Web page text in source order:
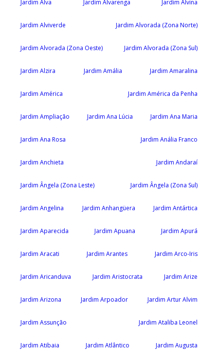
Jardim Alva Jardim Alvarenga Jardim Alvina
Jardim Alviverde Jardim Alvorada (Zona Norte)
Jardim Alvorada (Zona Oeste) Jardim Alvorada (Zona Sul)
Jardim Alzira Jardim Amália Jardim Amaralina
Jardim América Jardim América da Penha
Jardim Ampliação Jardim Ana Lúcia Jardim Ana Maria
Jardim Ana Rosa Jardim Anália Franco
Jardim Anchieta Jardim Andaraí
Jardim Ângela (Zona Leste) Jardim Ângela (Zona Sul)
Jardim Angelina Jardim Anhangüera Jardim Antártica
Jardim Aparecida Jardim Apuana Jardim Apurá
Jardim Aracati Jardim Arantes Jardim Arco-Iris
Jardim Aricanduva Jardim Aristocrata Jardim Arize
Jardim Arizona Jardim Arpoador Jardim Artur Alvim
Jardim Assunção Jardim Ataliba Leonel
Jardim Atibaia Jardim Atlântico Jardim Augusta